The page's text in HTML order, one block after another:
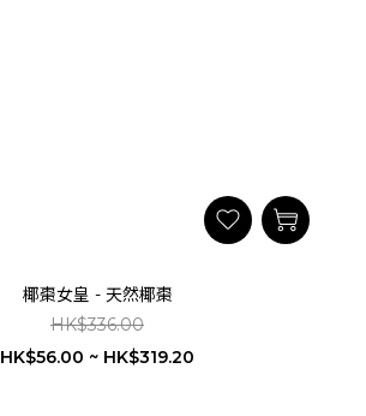
椰棗女皇 - 天然椰棗
HK$336.00
HK$56.00 ~ HK$319.20